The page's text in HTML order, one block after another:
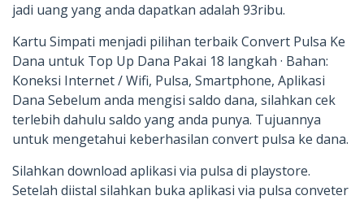
jadi uang yang anda dapatkan adalah 93ribu.
Kartu Simpati menjadi pilihan terbaik Convert Pulsa Ke
Dana untuk Top Up Dana Pakai 18 langkah · Bahan:
Koneksi Internet / Wifi, Pulsa, Smartphone, Aplikasi
Dana Sebelum anda mengisi saldo dana, silahkan cek
terlebih dahulu saldo yang anda punya. Tujuannya
untuk mengetahui keberhasilan convert pulsa ke dana.
Silahkan download aplikasi via pulsa di playstore.
Setelah diistal silahkan buka aplikasi via pulsa conveter